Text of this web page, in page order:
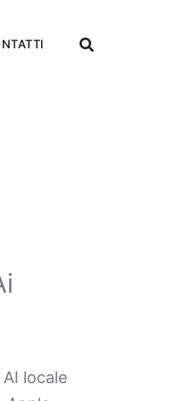
AI locale